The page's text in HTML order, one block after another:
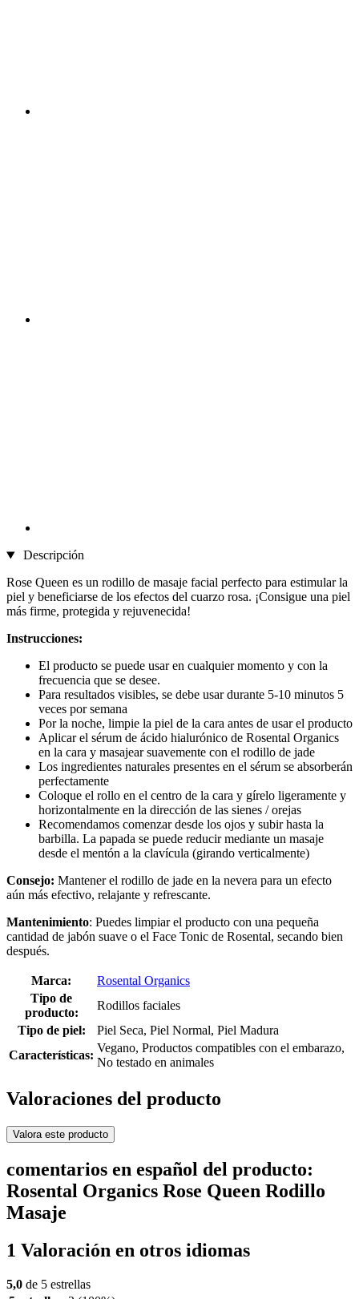
Descripción
Rose Queen es un rodillo de masaje facial perfecto para estimular la
piel y beneficiarse de los efectos del cuarzo rosa. ¡Consigue una piel
más firme, protegida y rejuvenecida!
Instrucciones:
El producto se puede usar en cualquier momento y con la
frecuencia que se desee.
Para resultados visibles, se debe usar durante 5-10 minutos 5
veces por semana
Por la noche, limpie la piel de la cara antes de usar el producto
Aplicar el sérum de ácido hialurónico de Rosental Organics
en la cara y masajear suavemente con el rodillo de jade
Los ingredientes naturales presentes en el sérum se absorberán
perfectamente
Coloque el rollo en el centro de la cara y gírelo ligeramente y
horizontalmente en la dirección de las sienes / orejas
Recomendamos comenzar desde los ojos y subir hasta la
barbilla. La papada se puede reducir mediante un masaje
desde el mentón a la clavícula (girando verticalmente)
Consejo: Mantener el rodillo de jade en la nevera para un efecto
aún más efectivo, relajante y refrescante.
Mantenimiento: Puedes limpiar el producto con una pequeña
cantidad de jabón suave o el Face Tonic de Rosental, secando bien
después.
Marca:
Rosental Organics
Tipo de
producto:
Rodillos faciales
Tipo de piel:
Piel Seca, Piel Normal, Piel Madura
Características:
Vegano, Productos compatibles con el embarazo,
No testado en animales
Valoraciones del producto
Valora este producto
comentarios en español del producto:
Rosental Organics Rose Queen Rodillo
Masaje
1 Valoración en otros idiomas
5,0 de 5 estrellas